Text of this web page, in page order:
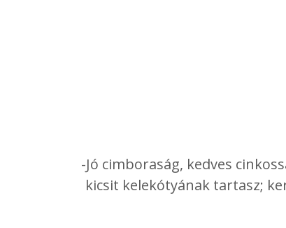
-Jó cimboraság, kedves
kicsit kelekótyának tartasz;